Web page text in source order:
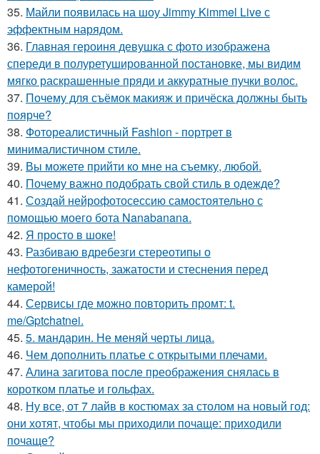
35. Майли появилась на шоу Jimmy Kimmel Live с
эффектным нарядом.
36. Главная героиня девушка с фото изображена
спереди в полуретушированной постановке, мы видим
мягко раскрашенные пряди и аккуратные пучки волос.
37. Почему для съёмок макияж и причёска должны быть
поярче?
38. Фотореалистичный Fashion - портрет в
минималистичном стиле.
39. Вы можете прийти ко мне на съемку, любой.
40. Почему важно подобрать свой стиль в одежде?
41. Создай нейрофотосессию самостоятельно с
помощью моего бота Nanabanana.
42. Я просто в шоке!
43. Разбиваю вдребезги стереотипы о
нефотогеничность, зажатости и стеснения перед
камерой!
44. Сервисы где можно повторить промт: t.
me/Gptchatnei.
45. 5. мандарин. Не меняй черты лица.
46. Чем дополнить платье с открытыми плечами.
47. Алина загитова после преображения снялась в
коротком платье и гольфах.
48. Ну все, от 7 лайв в костюмах за столом на новый год:
они хотят, чтобы мы приходили почаще: приходили
почаще?